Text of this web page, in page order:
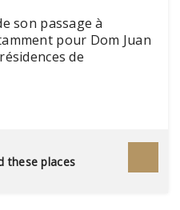
son passage à
pour Dom Juan
de
ponctuent le
distingue aussi par un
temps, à l'époque où
these places